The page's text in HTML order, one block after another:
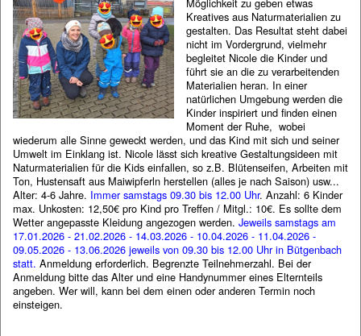
Kreatives aus Naturmaterialien zu
gestalten. Das Resultat steht dabei
nicht im Vordergrund, vielmehr
begleitet Nicole die Kinder und
führt sie an die zu verarbeitenden
Materialien heran. In einer
natürlichen Umgebung werden die
Kinder inspiriert und finden einen
Moment der Ruhe, wobei
wiederum alle Sinne geweckt werden, und das Kind mit sich und seiner
Umwelt im Einklang ist. Nicole lässt sich kreative Gestaltungsideen mit
Naturmaterialien für die Kids einfallen, so z.B. Blütenseifen, Arbeiten mit
Ton, Hustensaft aus Maiwipferln herstellen (alles je nach Saison) usw...
Alter: 4-6 Jahre. Immer samstags 09.30 bis 12.00 Uhr. Anzahl: 6 Kinder
max. Unkosten: 12,50€ pro Kind pro Treffen / Mitgl.: 10€. Es sollte dem
Wetter angepasste Kleidung angezogen werden. Jeweils samstags am
17.01.2026 - 21.02.2026 - 14.03.2026 - 10.04.2026 - 11.04.2026 -
09.05.2026 - 13.06.2026 jeweils von 09.30 bis 12.00 Uhr in Bütgenbach
statt. Anmeldung erforderlich. Begrenzte Teilnehmerzahl. Bei der
Anmeldung bitte das Alter und eine Handynummer eines Elternteils
angeben. Wer will, kann bei dem einen oder anderen Termin noch
einsteigen.